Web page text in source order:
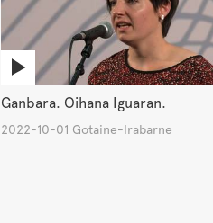
Ganbara. Oihana Iguaran.
2022-10-01 Gotaine-Irabarne